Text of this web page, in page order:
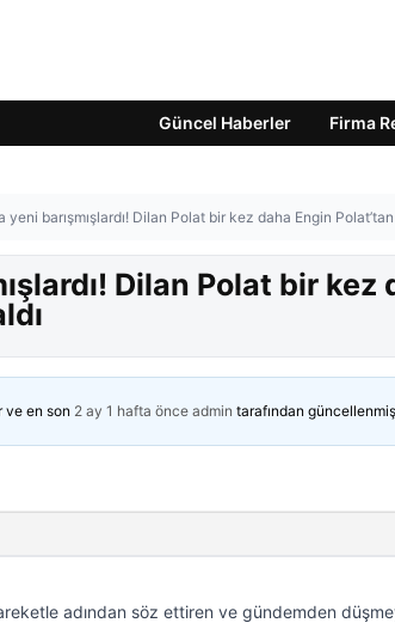
Güncel Haberler Firma
yeni barışmışlardı! Dilan Polat bir kez daha Engin
Dilan Polat bir kez
ve en son 2 ay 1 hafta önce admin tarafından
adından söz ettiren ve gündemden